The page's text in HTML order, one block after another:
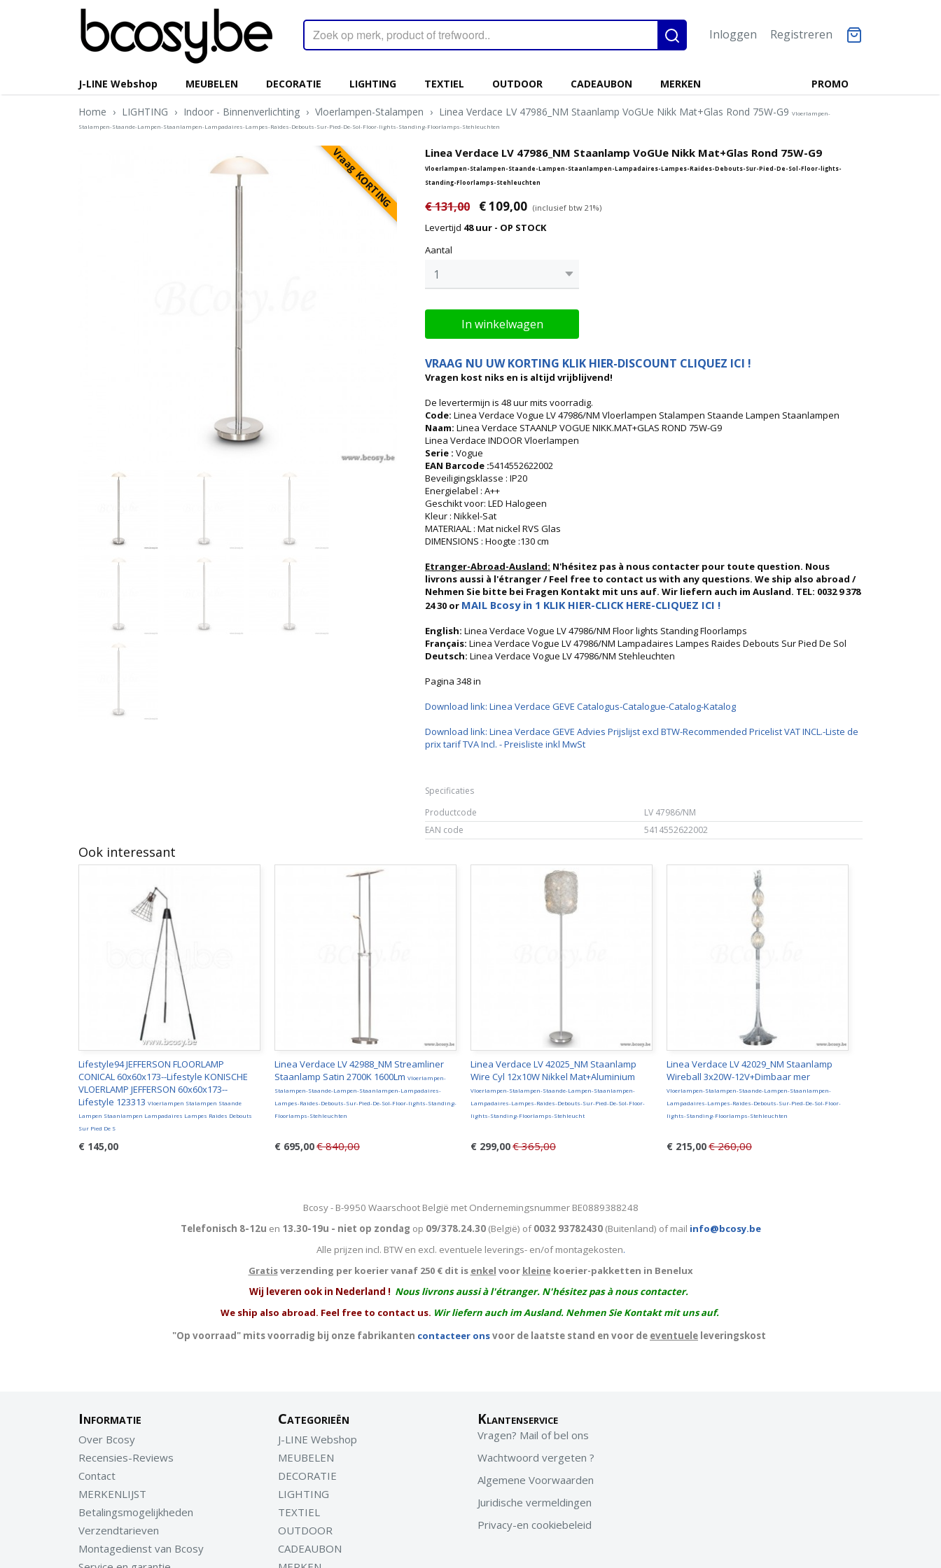
Inloggen Registreren
PROMO
J-LINE Webshop MEUBELEN DECORATIE LIGHTING TEXTIEL OUTDOOR CADEAUBON MERKEN
Home › LIGHTING › Indoor - Binnenverlichting › Vloerlampen-Stalampen › Linea Verdace LV 47986_NM Staanlamp VoGUe Nikk Mat+Glas Rond 75W-G9 Vloerlampen-
Stalampen-Staande-Lampen-Staanlampen-Lampadaires-Lampes-Raides-Debouts-Sur-Pied-De-Sol-Floor-lights-Standing-Floorlamps-Stehleuchten
Vraag KORTING Linea Verdace LV 47986_NM Staanlamp VoGUe Nikk Mat+Glas Rond 75W-G9
Vloerlampen-Stalampen-Staande-Lampen-Staanlampen-Lampadaires-Lampes-Raides-Debouts-Sur-Pied-De-Sol-Floor-lights-
Standing-Floorlamps-Stehleuchten
€ 131,00 € 109,00 (inclusief btw 21%)
Levertijd 48 uur - OP STOCK
Aantal
In winkelwagen
VRAAG NU UW KORTING KLIK HIER-DISCOUNT CLIQUEZ ICI !
Vragen kost niks en is altijd vrijblijvend!
De levertermijn is 48 uur mits voorradig.
Code: Linea Verdace Vogue LV 47986/NM Vloerlampen Stalampen Staande Lampen Staanlampen
Naam: Linea Verdace STAANLP VOGUE NIKK.MAT+GLAS ROND 75W-G9
Linea Verdace INDOOR Vloerlampen
Serie : Vogue
EAN Barcode :5414552622002
Beveiligingsklasse : IP20
Energielabel : A++
Geschikt voor: LED Halogeen
Kleur : Nikkel-Sat
MATERIAAL : Mat nickel RVS Glas
DIMENSIONS : Hoogte :130 cm
Etranger-Abroad-Ausland: N'hésitez pas à nous contacter pour toute question. Nous
livrons aussi à l'étranger / Feel free to contact us with any questions. We ship also abroad /
Nehmen Sie bitte bei Fragen Kontakt mit uns auf. Wir liefern auch im Ausland. TEL: 0032 9 378
24 30 or MAIL Bcosy in 1 KLIK HIER-CLICK HERE-CLIQUEZ ICI !
English: Linea Verdace Vogue LV 47986/NM Floor lights Standing Floorlamps
Français: Linea Verdace Vogue LV 47986/NM Lampadaires Lampes Raides Debouts Sur Pied De Sol
Deutsch: Linea Verdace Vogue LV 47986/NM Stehleuchten
Pagina 348 in
Download link: Linea Verdace GEVE Catalogus-Catalogue-Catalog-Katalog
Download link: Linea Verdace GEVE Advies Prijslijst excl BTW-Recommended Pricelist VAT INCL.-Liste de
prix tarif TVA Incl. - Preisliste inkl MwSt
Specificaties
Productcode
LV 47986/NM
EAN code
5414552622002
Ook interessant
Lifestyle94 JEFFERSON FLOORLAMP
CONICAL 60x60x173--Lifestyle KONISCHE
VLOERLAMP JEFFERSON 60x60x173--
Lifestyle 123313 Vloerlampen Stalampen Staande
Lampen Staanlampen Lampadaires Lampes Raides Debouts
Sur Pied De S
€ 145,00
Linea Verdace LV 42988_NM Streamliner
Staanlamp Satin 2700K 1600Lm Vloerlampen-
Stalampen-Staande-Lampen-Staanlampen-Lampadaires-
Lampes-Raides-Debouts-Sur-Pied-De-Sol-Floor-lights-Standing-
Floorlamps-Stehleuchten
€ 695,00€ 840,00
Linea Verdace LV 42025_NM Staanlamp
Wire Cyl 12x10W Nikkel Mat+Aluminium
Vloerlampen-Stalampen-Staande-Lampen-Staanlampen-
Lampadaires-Lampes-Raides-Debouts-Sur-Pied-De-Sol-Floor-
lights-Standing-Floorlamps-Stehleucht
€ 299,00€ 365,00
Linea Verdace LV 42029_NM Staanlamp
Wireball 3x20W-12V+Dimbaar mer
Vloerlampen-Stalampen-Staande-Lampen-Staanlampen-
Lampadaires-Lampes-Raides-Debouts-Sur-Pied-De-Sol-Floor-
lights-Standing-Floorlamps-Stehleuchten
€ 215,00€ 260,00
Bcosy - B-9950 Waarschoot België met Ondernemingsnummer BE0889388248
Telefonisch 8-12u en 13.30-19u - niet op zondag op 09/378.24.30(België) of0032 93782430(Buitenland) of mail info@bcosy.be
Alle prijzen incl. BTW en excl. eventuele leverings- en/of montagekosten.
Gratisverzending per koerier vanaf 250 € dit is enkel voor kleinekoerier-pakketten in Benelux
Wij leveren ook in Nederland ! Nous livrons aussi à l'étranger. N'hésitez pas à nous contacter.
We ship also abroad. Feel free to contact us. Wir liefern auch im Ausland. Nehmen Sie Kontakt mit uns auf.
"Op voorraad" mits voorradig bij onze fabrikanten contacteer onsvoor de laatste stand en voor de eventuele leveringskost
Informatie
Over Bcosy
Recensies-Reviews
Contact
MERKENLIJST
Betalingsmogelijkheden
Verzendtarieven
Montagedienst van Bcosy
Categorieën
J-LINE Webshop
MEUBELEN
DECORATIE
LIGHTING
TEXTIEL
OUTDOOR
CADEAUBON
Klantenservice
Vragen? Mail of bel ons
Wachtwoord vergeten ?
Algemene Voorwaarden
Juridische vermeldingen
Privacy-en cookiebeleid